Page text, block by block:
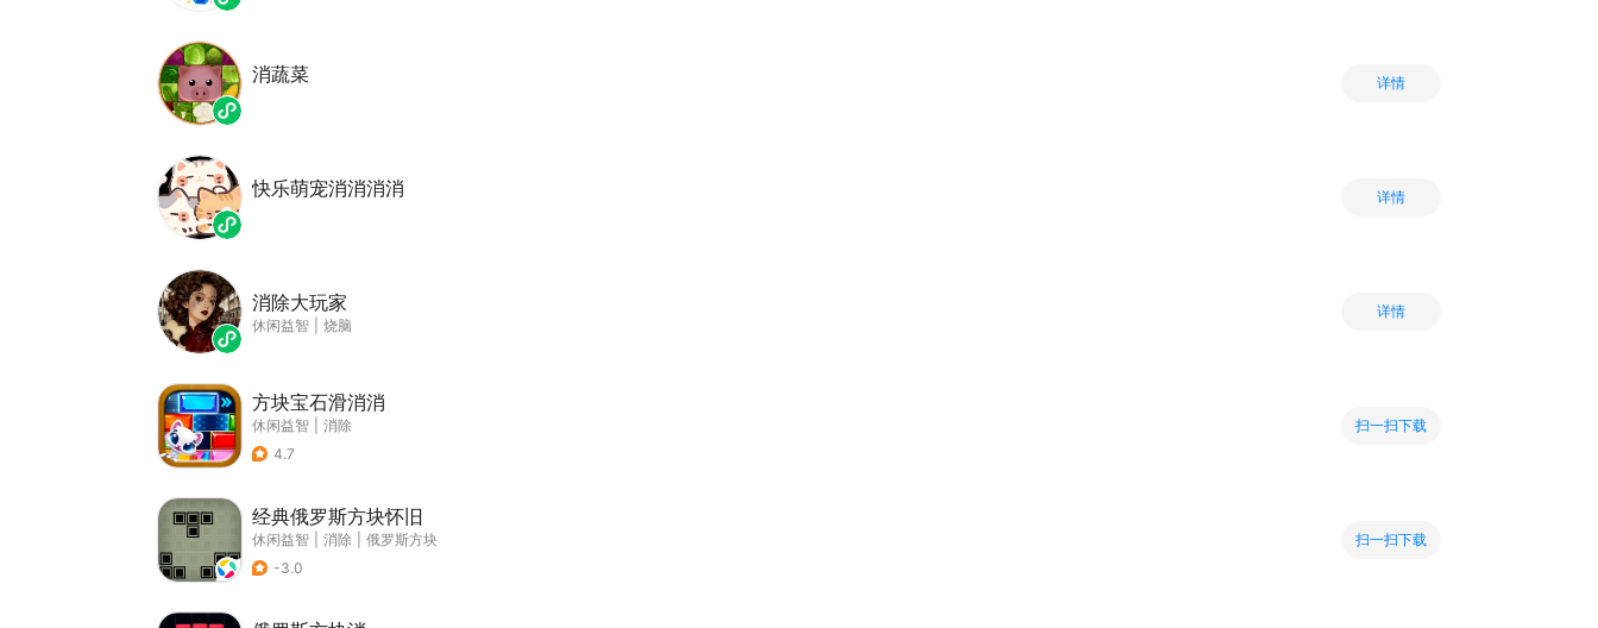
消蔬菜 详情
快乐萌宠消消消消 详情
消除大玩家
休闲益智 烧脑
详情
方块宝石滑消消
休闲益智
消除
4.7
扫一扫下载
经典俄罗斯方块怀旧
休闲益智 消除
俄罗斯方块
-3.0
扫一扫下载